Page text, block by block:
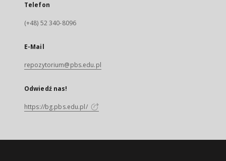
Telefon
(+48) 52 340-8096
E-Mail
repozytorium@pbs.edu.pl
Odwiedź nas!
https://bg.pbs.edu.pl/